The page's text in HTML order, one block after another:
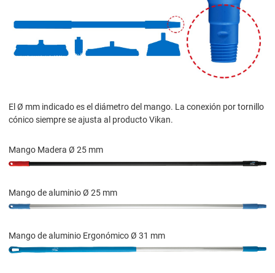
El Ø mm indicado es el diámetro del mango. La conexión por tornillo
cónico siempre se ajusta al producto Vikan.
Mango Madera Ø 25 mm
Mango de aluminio Ø 25 mm
Mango de aluminio Ergonómico Ø 31 mm